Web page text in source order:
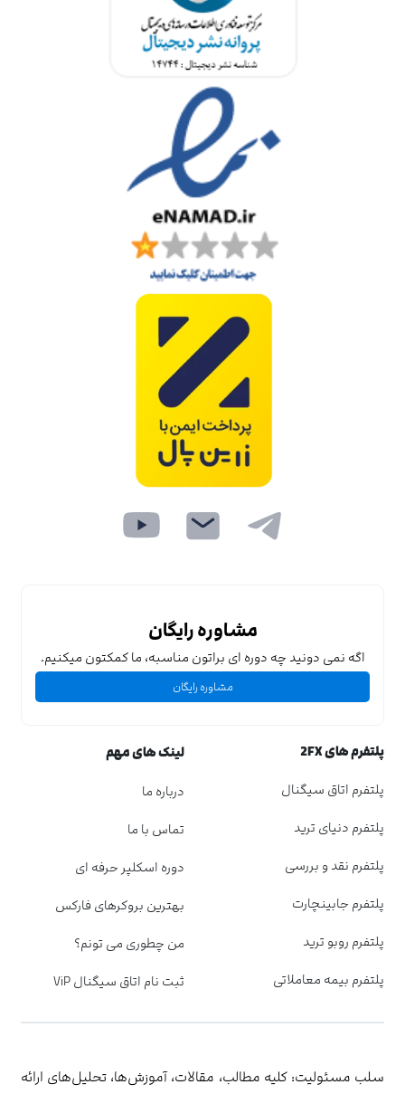
مشاوره رایگان
اگه نمی دونید چه دوره ای براتون مناسبه، ما کمکتون میکنیم.
مشاوره رایگان
پلتفرم های 2FX
پلتفرم اتاق سیگنال
پلتفرم دنیای ترید
پلتفرم نقد و بررسی
پلتفرم جابینچارت
پلتفرم روبو ترید
پلتفرم بیمه معاملاتی
لینک های مهم
درباره ما
تماس با ما
دوره اسکلپر حرفه ای
بهترین بروکرهای فارکس
من چطوری می تونم؟
ثبت نام اتاق سیگنال ViP
سلب مسئولیت: کلیه مطالب، مقالات، آموزش‌ها، تحلیل‌های ارائه